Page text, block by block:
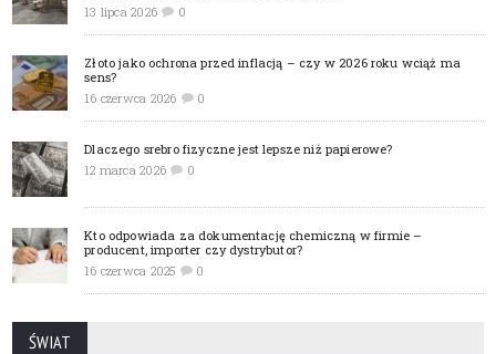
13 lipca 2026
0
Złoto jako ochrona przed inflacją – czy w 2026 roku wciąż ma
sens?
16 czerwca 2026
0
Dlaczego srebro fizyczne jest lepsze niż papierowe?
12 marca 2026
0
Kto odpowiada za dokumentację chemiczną w firmie –
producent, importer czy dystrybutor?
16 czerwca 2025
0
ŚWIAT